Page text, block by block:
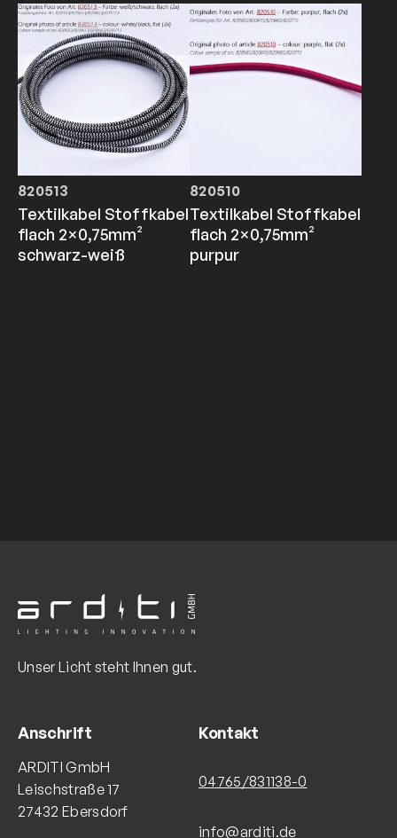
820513
Textilkabel Stoffkabel
flach 2×0,75mm²
schwarz-weiß
820510
Textilkabel Stoffkabel
flach 2×0,75mm²
purpur
Unser Licht steht Ihnen gut.
Anschrift
ARDITI GmbH
Leischstraße 17
27432 Ebersdorf
Kontakt
04765/831138-0
info@arditi.de